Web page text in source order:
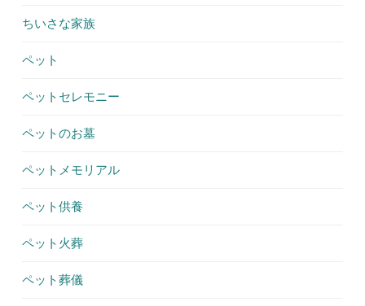
ちいさな家族
ペット
ペットセレモニー
ペットのお墓
ペットメモリアル
ペット供養
ペット火葬
ペット葬儀